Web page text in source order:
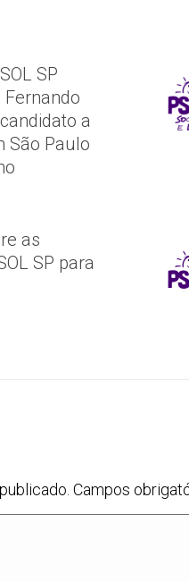
SP
a
São Paulo
as
SP para
Campos